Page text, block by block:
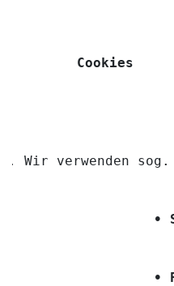
Cookies
Wir verwenden
•
•